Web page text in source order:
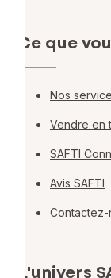
Ce que
Nos
Vendre en
SAFTI
Avis SAFTI
Contactez-
L'univers